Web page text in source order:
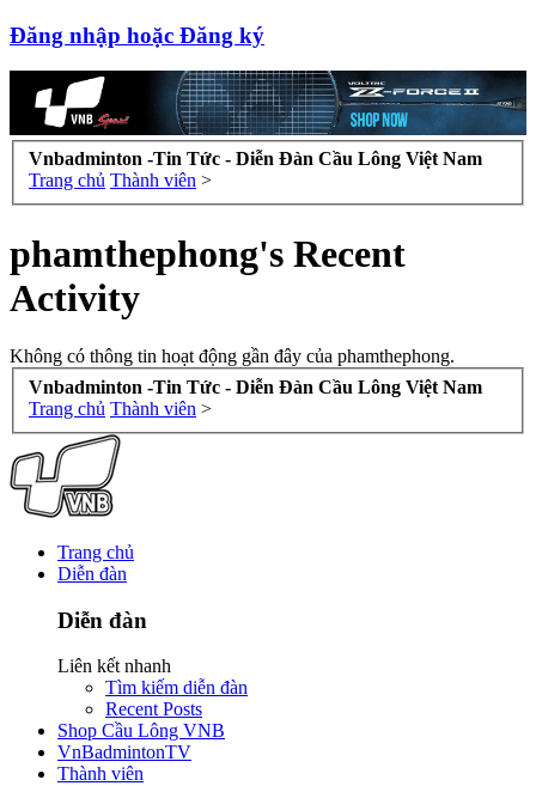
Đăng nhập hoặc Đăng ký
Vnbadminton -Tin Tức - Diễn Đàn Cầu Lông Việt Nam
Trang chủ Thành viên >
phamthephong's Recent
Activity
Không có thông tin hoạt động gần đây của phamthephong.
Vnbadminton -Tin Tức - Diễn Đàn Cầu Lông Việt Nam
Trang chủ Thành viên >
Trang chủ
Diễn đàn
Diễn đàn
Liên kết nhanh
Tìm kiếm diễn đàn
Recent Posts
Shop Cầu Lông VNB
VnBadmintonTV
Thành viên